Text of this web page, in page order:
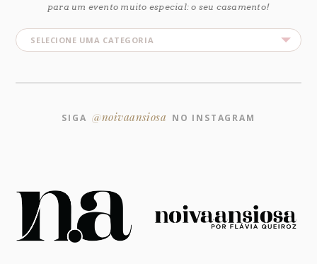
para um evento muito especial: o seu casamento!
SIGA @noivaansiosa NO INSTAGRAM